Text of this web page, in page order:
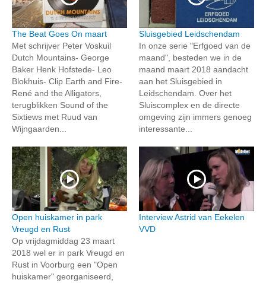
The Beat Goes On maart
Met schrijver Peter Voskuil
Dutch Mountains- George
Baker Henk Hofstede- Leo
Blokhuis- Clip Earth and Fire-
René and the Alligators,
terugblikken Sound of the
Sixtiews met Ruud van
Wijngaarden...
Sluisgebied Leidschendam
In onze serie "Erfgoed van de
maand", besteden we in de
maand maart 2018 aandacht
aan het Sluisgebied in
Leidschendam. Over het
Sluiscomplex en de directe
omgeving zijn immers genoeg
interessante...
Open huiskamer in park
Vreugd en Rust
Op vrijdagmiddag 23 maart
2018 wel er in park Vreugd en
Rust in Voorburg een "Open
huiskamer" georganiseerd,
Interview Astrid van Eekelen
VVD